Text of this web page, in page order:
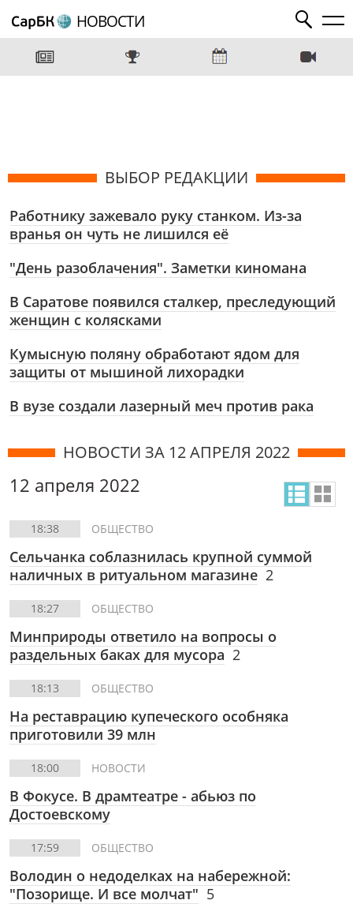
НОВОСТИ
ВЫБОР РЕДАКЦИИ
Работнику зажевало руку станком. Из-за
вранья он чуть не лишился её
"День разоблачения". Заметки киномана
В Саратове появился сталкер, преследующий
женщин с колясками
Кумысную поляну обработают ядом для
защиты от мышиной лихорадки
В вузе создали лазерный меч против рака
НОВОСТИ ЗА 12 АПРЕЛЯ 2022
12 апреля 2022
18:38 ОБЩЕСТВО
Сельчанка соблазнилась крупной суммой
наличных в ритуальном магазине 2
18:27 ОБЩЕСТВО
Минприроды ответило на вопросы о
раздельных баках для мусора 2
18:13 ОБЩЕСТВО
На реставрацию купеческого особняка
приготовили 39 млн
18:00 НОВОСТИ
В Фокусе. В драмтеатре - абьюз по
Достоевскому
17:59 ОБЩЕСТВО
Володин о недоделках на набережной:
"Позорище. И все молчат" 5